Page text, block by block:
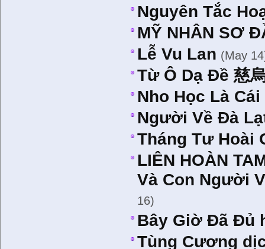
Nguyên Tắc
MỸ NHÂN SƠ
Lễ Vu Lan (May
Từ Ô Dạ Đề 慈
Nho Học Là
Người Về Đà
Tháng Tư Hoài
LIÊN HOÀN
Và Con Người
16)
Bây Giờ Ðã Ðủ
Tùng Cương